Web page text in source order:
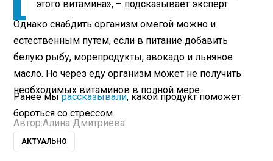
этого витамина», – подсказывает эксперт.
Однако снабдить организм омегой можно и
естественным путем, если в питание добавить
белую рыбу, морепродукты, авокадо и льняное
масло. Но через еду организм может не получить
необходимых витаминов в полной мере.
Ранее мырассказывали, какой продукт поможет
бороться со стрессом.
Автор:Алина Дмитриева
АКТУАЛЬНО